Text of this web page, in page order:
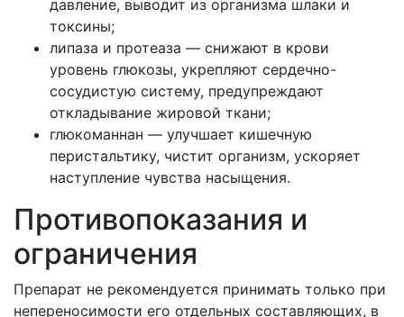
давление, выводит из организма шлаки и
токсины;
липаза и протеаза — снижают в крови
уровень глюкозы, укрепляют сердечно-
сосудистую систему, предупреждают
откладывание жировой ткани;
глюкоманнан — улучшает кишечную
перистальтику, чистит организм, ускоряет
наступление чувства насыщения.
Противопоказания и
ограничения
Препарат не рекомендуется принимать только при
непереносимости его отдельных составляющих, в